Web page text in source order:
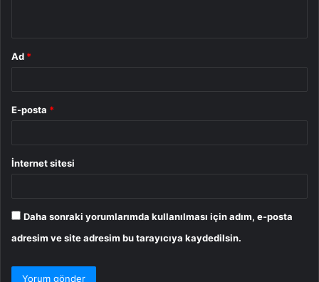
Ad *
E-posta *
İnternet sitesi
Daha sonraki yorumlarımda kullanılması için adım, e-posta
adresim ve site adresim bu tarayıcıya kaydedilsin.